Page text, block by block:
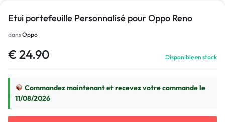
Etui portefeuille Personnalisé pour Oppo Reno
dansOppo
€ 24.90 Disponible en stock
Commandez maintenant et recevez votre commande le
11/08/2026